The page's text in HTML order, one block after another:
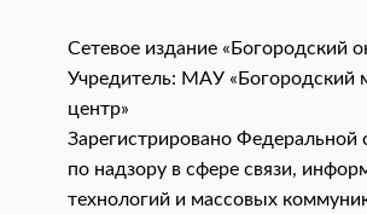
Сетевое издание «Богородский
Учредитель: МАУ «Богородский
центр»
Зарегистрировано Федеральной
по надзору в сфере связи,
технологий и массовых